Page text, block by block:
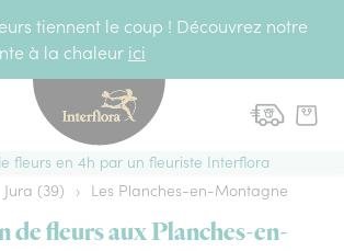
tiennent le coup ! Découvrez notre
à la chaleur ici
fleurs en 4h par un fleuriste Interflora
Jura (39) › Les Planches-en-Montagne
de fleurs aux Planches-en-